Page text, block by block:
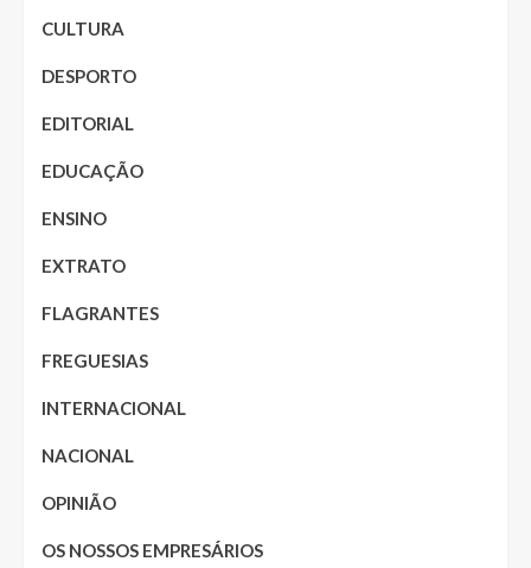
CULTURA
DESPORTO
EDITORIAL
EDUCAÇÃO
ENSINO
EXTRATO
FLAGRANTES
FREGUESIAS
INTERNACIONAL
NACIONAL
OPINIÃO
OS NOSSOS EMPRESÁRIOS